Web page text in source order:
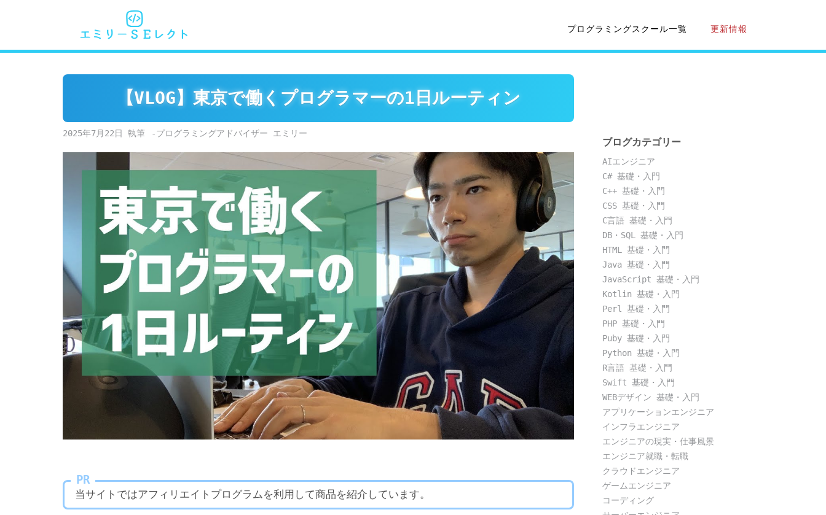
プログラミングスクール一覧 更新情報
【VLOG】東京で働くプログラマーの1日ルーティン
2025年7月22日 -プログラミングアドバイザー エミリー
PR
当サイトではアフィリエイトプログラムを利用して商品を紹介しています。
ブログカテゴリー
AIエンジニア
C# 基礎・入門
C++ 基礎・入門
CSS 基礎・入門
C言語 基礎・入門
DB・SQL 基礎・入門
HTML 基礎・入門
Java 基礎・入門
JavaScript 基礎・入門
Kotlin 基礎・入門
Perl 基礎・入門
PHP 基礎・入門
Puby 基礎・入門
Python 基礎・入門
R言語 基礎・入門
Swift 基礎・入門
WEBデザイン 基礎・入門
アプリケーションエンジニア
インフラエンジニア
エンジニアの現実・仕事風景
エンジニア就職・転職
クラウドエンジニア
ゲームエンジニア
コーディング